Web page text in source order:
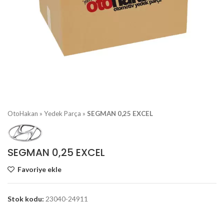
OtoHakan » Yedek Parça » SEGMAN 0,25 EXCEL
SEGMAN 0,25 EXCEL
Favoriye ekle
Stok kodu: 23040-24911